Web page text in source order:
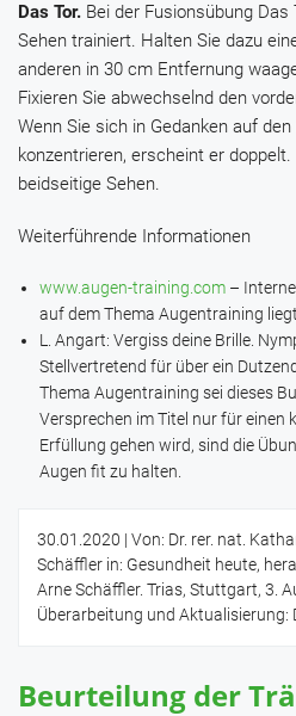
Das Tor. Bei der Fusionsübung
Sehen trainiert. Halten Sie dazu
anderen in 30 cm Entfernung
Fixieren Sie abwechselnd den
Wenn Sie sich in Gedanken auf
konzentrieren, erscheint er
beidseitige Sehen.
Weiterführende Informationen
www.augen-training.com–
auf dem Thema Augentraining liegt.
L. Angart: Vergiss deine Brille.
Stellvertretend für über ein
Thema Augentraining sei dieses
Versprechen im Titel nur für einen
Erfüllung gehen wird, sind die
Augen fit zu halten.
30.01.2020 | Von: Dr. rer. nat.
Schäffler in: Gesundheit heute,
Arne Schäffler. Trias, Stuttgart, 3.
Überarbeitung und Aktualisierung:
Beurteilung der